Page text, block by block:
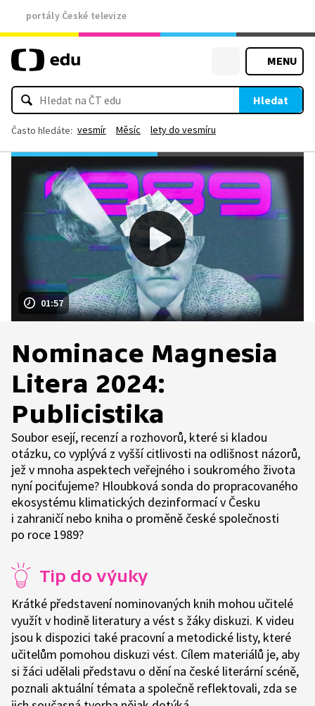
portály České televize
MENU
Hledat
Často hledáte: vesmír Měsíc lety do vesmíru
01:57
Nominace Magnesia
Litera 2024:
Publicistika
Soubor esejí, recenzí a rozhovorů, které si kladou
otázku, co vyplývá z vyšší citlivosti na odlišnost názorů,
jež v mnoha aspektech veřejného i soukromého života
nyní pociťujeme? Hloubková sonda do propracovaného
ekosystému klimatických dezinformací v Česku
i zahraničí nebo kniha o proměně české společnosti
po roce 1989?
Tip do výuky
Krátké představení nominovaných knih mohou učitelé
využít v hodině literatury a vést s žáky diskuzi. K videu
jsou k dispozici také pracovní a metodické listy, které
učitelům pomohou diskuzi vést. Cílem materiálů je, aby
si žáci udělali představu o dění na české literární scéně,
poznali aktuální témata a společně reflektovali, zda se